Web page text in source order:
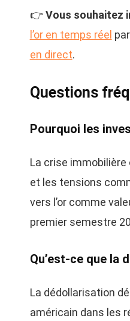
👉Vous souhaitez
l’or en temps réel
en direct.
Questions
Pourquoi les
La crise
et les tensions
vers l’or comme
premier semestre
Qu’est-ce que la
La dédollarisation
américain dans les